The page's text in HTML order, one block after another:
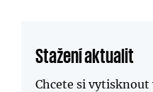
Stažení aktualit
Chcete si vytisknout